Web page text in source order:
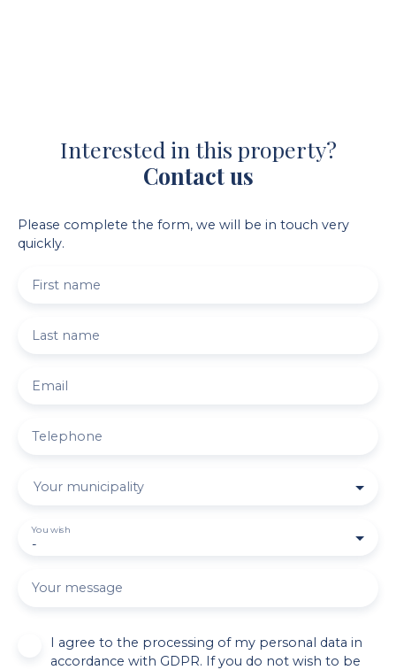
Interested in this property?
Contact us
Please complete the form, we will be in touch very
quickly.
First name
Last name
Email
Telephone
Your municipality
-
You wish
Your message
I agree to the processing of my personal data in
accordance with GDPR. If you do not wish to be